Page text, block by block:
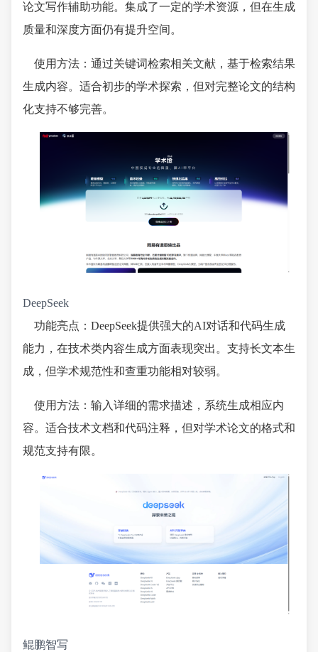
论文写作辅助功能。集成了一定的学术资源，但在生成
质量和深度方面仍有提升空间。
使用方法：通过关键词检索相关文献，基于检索结果
生成内容。适合初步的学术探索，但对完整论文的结构
化支持不够完善。
DeepSeek
功能亮点：DeepSeek提供强大的AI对话和代码生成
能力，在技术类内容生成方面表现突出。支持长文本生
成，但学术规范性和查重功能相对较弱。
使用方法：输入详细的需求描述，系统生成相应内
容。适合技术文档和代码注释，但对学术论文的格式和
规范支持有限。
鲲鹏智写